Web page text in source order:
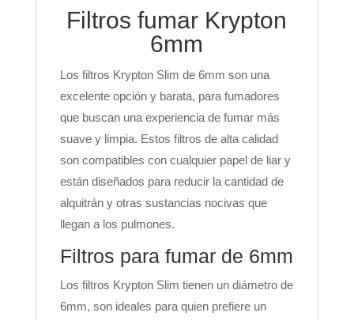
Filtros fumar Krypton
6mm
Los filtros Krypton Slim de 6mm son una
excelente opción y barata, para fumadores
que buscan una experiencia de fumar más
suave y limpia. Estos filtros de alta calidad
son compatibles con cualquier papel de liar y
están diseñados para reducir la cantidad de
alquitrán y otras sustancias nocivas que
llegan a los pulmones.
Filtros para fumar de 6mm
Los filtros Krypton Slim tienen un diámetro de
6mm, son ideales para quien prefiere un